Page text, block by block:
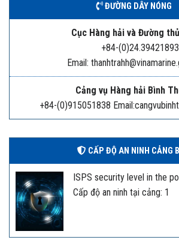
ĐƯỜNG DÂY NÓNG
Cục Hàng hải và Đường
+84-(0)24.39421893
Email:
Cảng vụ Hàng hải Bình
+84-(0)915051838
CẤP ĐỘ AN NINH CẢNG
ISPS security level in the
Cấp độ an ninh tại cảng: 1